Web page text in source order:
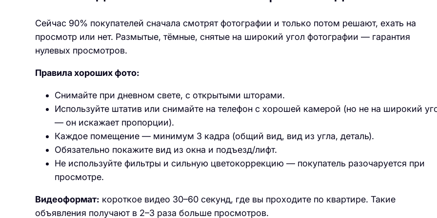
Сейчас 90% покупателей сначала смотрят фотографии и только потом решают, ехать на
просмотр или нет. Размытые, тёмные, снятые на широкий угол фотографии — гарантия
нулевых просмотров.
Правила хороших фото:
Снимайте при дневном свете, с открытыми шторами.
Используйте штатив или снимайте на телефон с хорошей камерой (но не на широкий
— он искажает пропорции).
Каждое помещение — минимум 3 кадра (общий вид, вид из угла, деталь).
Обязательно покажите вид из окна и подъезд/лифт.
Не используйте фильтры и сильную цветокоррекцию — покупатель разочаруется при
просмотре.
Видеоформат: короткое видео 30–60 секунд, где вы проходите по квартире. Такие
объявления получают в 2–3 раза больше просмотров.